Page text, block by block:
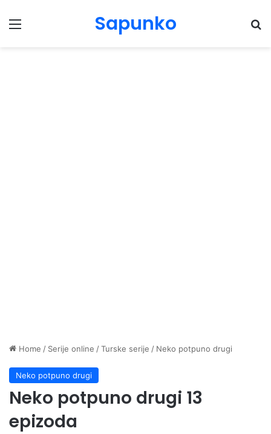
Menu Sapunko
Home / Serije online /Turske serije / Neko potpuno drugi
Neko potpuno drugi
Neko potpuno drugi 13
epizoda